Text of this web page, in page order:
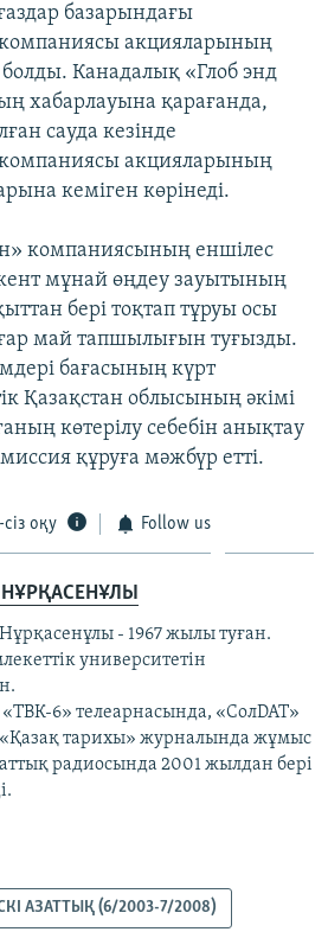
базарындағы
акцияларының
Канадалық «Глоб энд
хабарлауына қарағанда,
сауда кезінде
акцияларының
кеміген көрінеді.
компаниясының еншілес
мұнай өңдеу зауытының
бері тоқтап тұруы осы
май тапшылығын туғызды.
бағасының күрт
Қазақстан облысының әкімі
көтерілу себебін анықтау
құруға мәжбүр етті.
оқу Follow us
НҰРҚАСЕНҰЛЫ
- 1967 жылы туған.
университетін
6» телеарнасында, «СолDAT»
«Қазақ тарихы» журналында жұмыс
радиосында 2001 жылдан бері
АЗАТТЫҚ (6/2003-7/2008)